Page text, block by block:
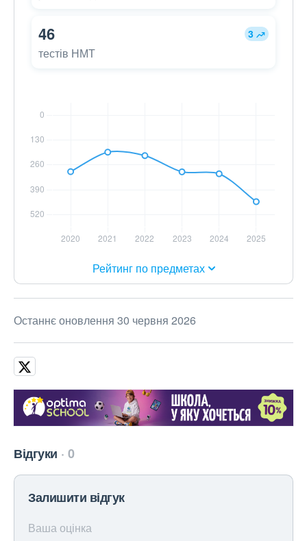
46 3
тестів НМТ
Рейтинг по предметах
Останнє оновлення 30 червня 2026
Відгуки 0
Залишити відгук
Ваша оцінка